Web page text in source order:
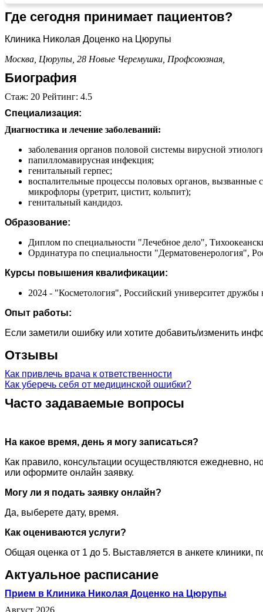
Где сегодня принимает пациентов?
Клиника Николая Доценко на Цюрупы
Москва, Цюрупы, 28 Новые Черемушки, Профсоюзная,
Биография
Стаж: 20 Рейтинг: 4.5
Специализация:
Диагностика и лечение заболеваний:
заболевания органов половой системы вирусной
папилломавирусная инфекция;
генитальный герпес;
воспалительные процессы половых органов, вызванные
микрофлоры (уретрит, цистит, кольпит);
генитальный кандидоз.
Образование:
Диплом по специальности "Лечебное дело",
Ординатура по специальности "Дерматовенерология",
Курсы повышения квалификации:
2024 - "Косметология", Российский университет
Опыт работы:
Если заметили ошибку или хотите добавить/изменить
Отзывы
Как привлечь врача к ответственности
Как уберечь себя от медицинской ошибки?
Часто задаваемые вопросы
На какое время, день я могу записаться?
Как правило, консультации осуществляются ежедневно,
или оформите онлайн заявку.
Могу ли я подать заявку онлайн?
Да, выберете дату, время.
Как оцениваются услуги?
Общая оценка от 1 до 5. Выставляется в анкете клиники,
Актуальное расписание
Прием в Клиника Николая Доценко на Цюрупы
Август 2026